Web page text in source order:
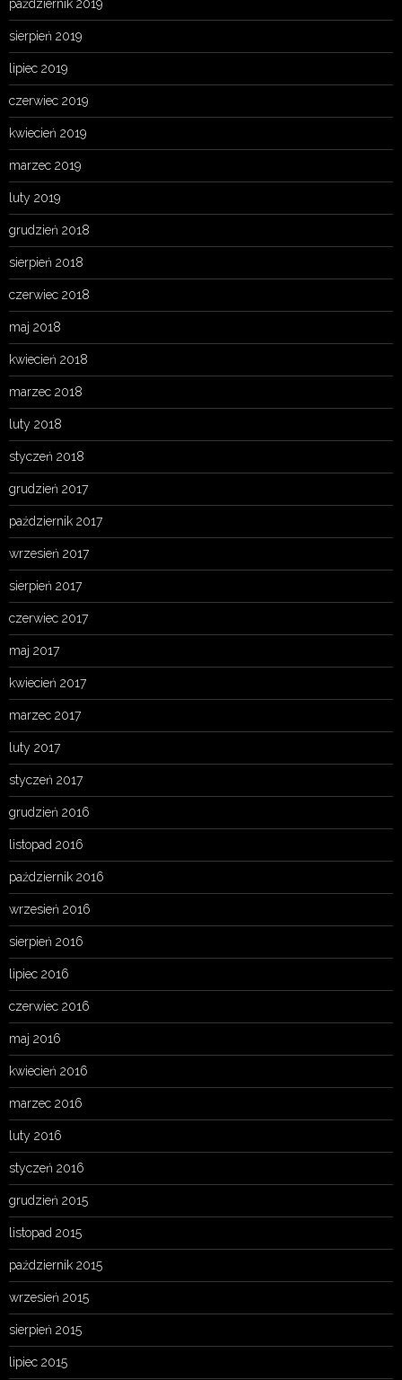
październik 2019
sierpień 2019
lipiec 2019
czerwiec 2019
kwiecień 2019
marzec 2019
luty 2019
grudzień 2018
sierpień 2018
czerwiec 2018
maj 2018
kwiecień 2018
marzec 2018
luty 2018
styczeń 2018
grudzień 2017
październik 2017
wrzesień 2017
sierpień 2017
czerwiec 2017
maj 2017
kwiecień 2017
marzec 2017
luty 2017
styczeń 2017
grudzień 2016
listopad 2016
październik 2016
wrzesień 2016
sierpień 2016
lipiec 2016
czerwiec 2016
maj 2016
kwiecień 2016
marzec 2016
luty 2016
styczeń 2016
grudzień 2015
listopad 2015
październik 2015
wrzesień 2015
sierpień 2015
lipiec 2015